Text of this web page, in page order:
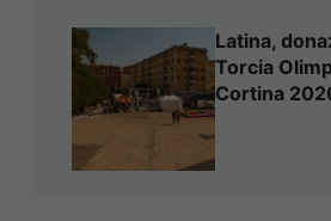
Latina,
Torcia
Cortina